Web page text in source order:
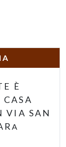
È
VIA SAN
A